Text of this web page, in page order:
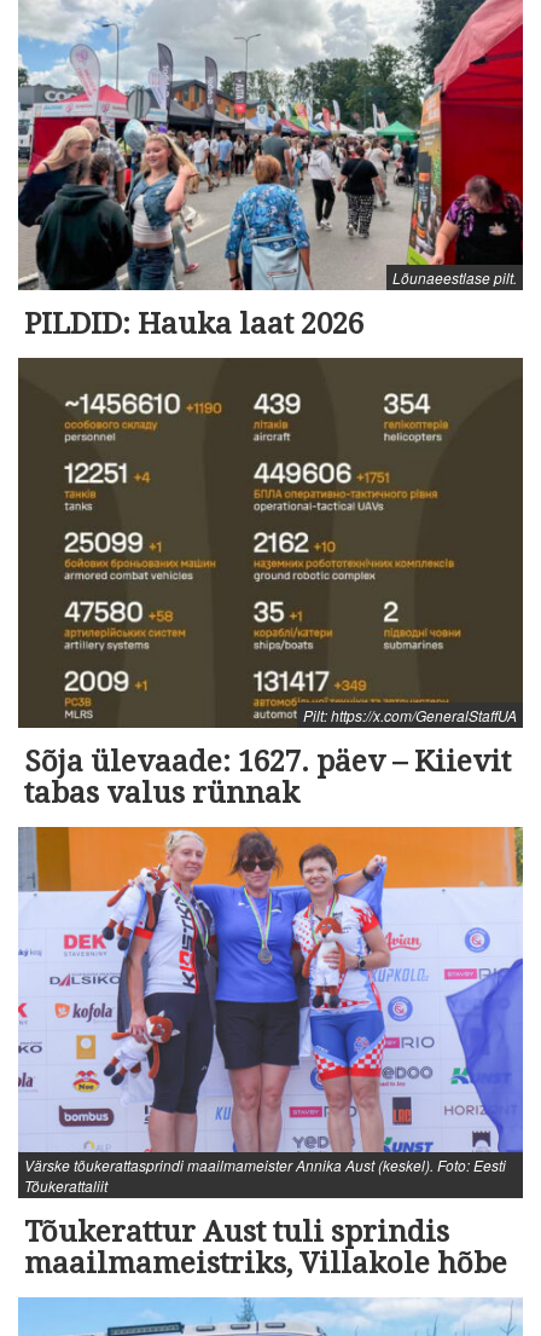
Lõunaeestlase pilt.
PILDID: Hauka laat 2026
Pilt: https://x.com/GeneralStaffUA
Sõja ülevaade: 1627. päev – Kiievit
tabas valus rünnak
Värske tõukerattasprindi maailmameister Annika Aust (keskel). Foto: Eesti
Tõukerattaliit
Tõukerattur Aust tuli sprindis
maailmameistriks, Villakole hõbe